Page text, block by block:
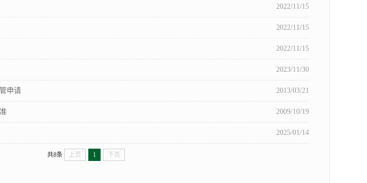
2022/11/15
2022/11/15
2022/11/15
2023/11/30
2013/03/21
申请
2009/10/19
2025/01/14
共8条 上页 1 下页